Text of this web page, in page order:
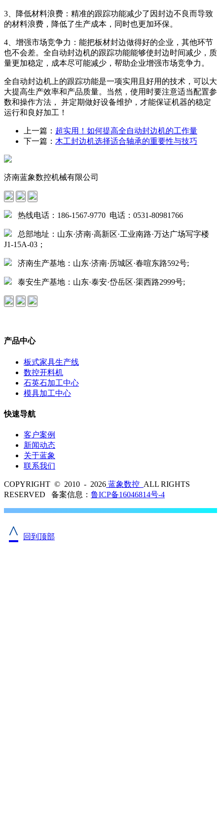
3、降低材料浪费：精准的跟踪功能减少了因封边不良而导致
的材料浪费，降低了生产成本，同时也更加环保。
4、增强市场竞争力：能把板材封边做得好的企业，其他环节
也不会差。全自动封边机的跟踪功能能够使封边时间减少，质
量更加稳定，成本尽可能减少，帮助企业增强市场竞争力。
全自动封边机上的跟踪功能是一项实用且好用的技术，可以大
大提高生产效率和产品质量。当然，使用时要注意适当配置参
数和操作方法， 并定期做好设备维护，才能保证机器的稳定
运行和良好加工！
上一篇： 超实用！如何提高全自动封边机的工作量
下一篇： 木工封边机选择适合轴承的重要性与技巧
济南蓝象数控机械有限公司
热线电话：186-1567-9770 电话：0531-80981766
总部地址：山东·济南·高新区·工业南路·万达广场写字楼
J1-15A-03；
济南生产基地：山东·济南·历城区·春喧东路592号;
泰安生产基地：山东·泰安·岱岳区·渠西路2999号;
产品中心
板式家具生产线
数控开料机
石英石加工中心
模具加工中心
快速导航
客户案例
新闻动态
关于蓝象
联系我们
COPYRIGHT © 2010 - 2026 蓝象数控 ALL RIGHTS
RESERVED 备案信息： 鲁ICP备16046814号-4
^ 回到顶部